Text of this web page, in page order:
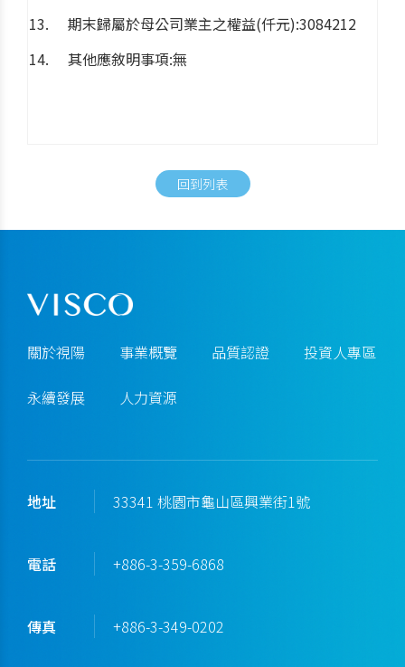
期末歸屬於母公司業主之權益(仟元):3084212
其他應敘明事項:無
回到列表
關於視陽 事業概覽 品質認證 投資人專區
永續發展 人力資源
地址 33341 桃園市龜山區興業街1號
電話 +886-3-359-6868
傳真 +886-3-349-0202